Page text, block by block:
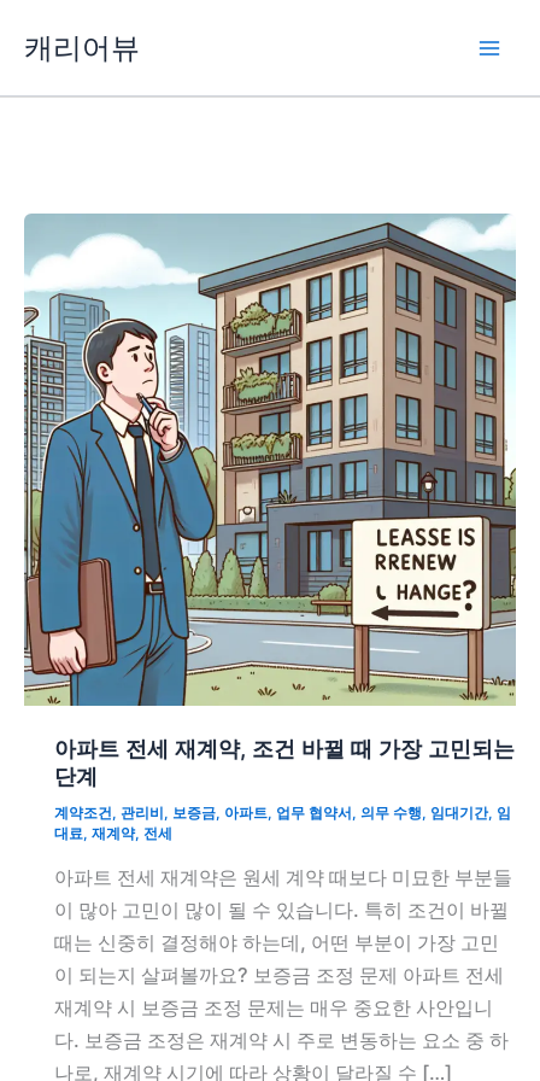
캐리어뷰
아파트 전세 재계약, 조건 바뀔 때 가장 고민되는
단계
계약조건, 관리비 , 보증금, 아파트, 업무 협약서 , 의무 수행, 임대기간, 임
대료, 재계약, 전세
아파트 전세 재계약은 원세 계약 때보다 미묘한 부분들
이 많아 고민이 많이 될 수 있습니다. 특히 조건이 바뀔
때는 신중히 결정해야 하는데, 어떤 부분이 가장 고민
이 되는지 살펴볼까요? 보증금 조정 문제 아파트 전세
재계약 시 보증금 조정 문제는 매우 중요한 사안입니
다. 보증금 조정은 재계약 시 주로 변동하는 요소 중 하
나로, 재계약 시기에 따라 상황이 달라질 수 […]